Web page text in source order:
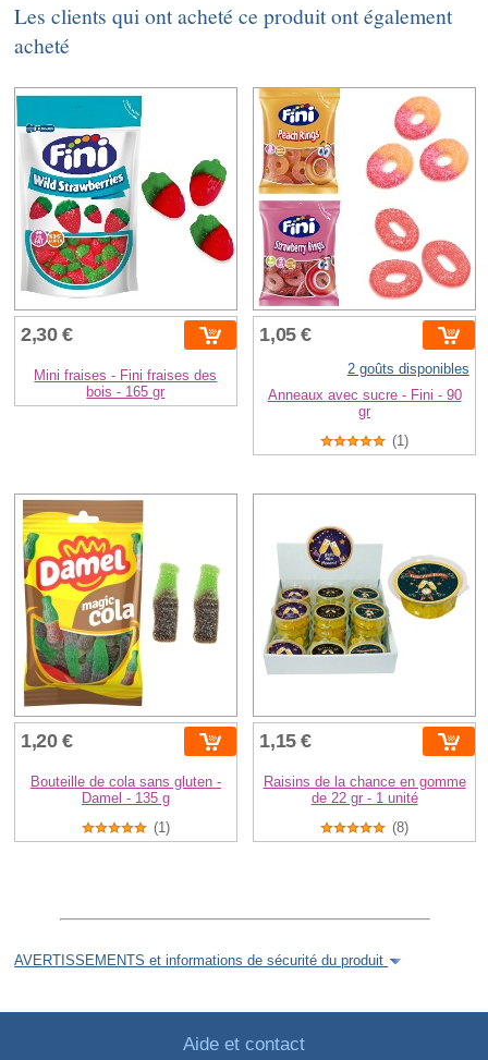
Les clients qui ont acheté ce produit ont également
acheté
2,30 €
Mini fraises - Fini fraises des
bois - 165 gr
1,05 €
2 goûts disponibles
Anneaux avec sucre - Fini - 90
gr
(1)
1,20 €
Bouteille de cola sans gluten -
Damel - 135 g
(1)
1,15 €
Raisins de la chance en gomme
de 22 gr - 1 unité
(8)
AVERTISSEMENTS et informations de sécurité du produit
Aide et contact